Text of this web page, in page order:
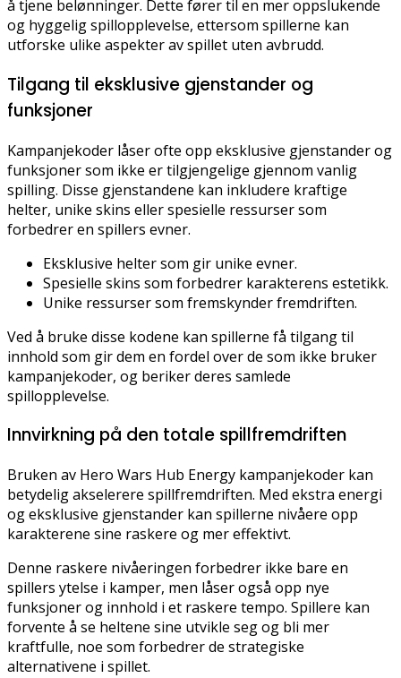
å tjene belønninger. Dette fører til en mer oppslukende
og hyggelig spillopplevelse, ettersom spillerne kan
utforske ulike aspekter av spillet uten avbrudd.
Tilgang til eksklusive gjenstander og
funksjoner
Kampanjekoder låser ofte opp eksklusive gjenstander og
funksjoner som ikke er tilgjengelige gjennom vanlig
spilling. Disse gjenstandene kan inkludere kraftige
helter, unike skins eller spesielle ressurser som
forbedrer en spillers evner.
Eksklusive helter som gir unike evner.
Spesielle skins som forbedrer karakterens estetikk.
Unike ressurser som fremskynder fremdriften.
Ved å bruke disse kodene kan spillerne få tilgang til
innhold som gir dem en fordel over de som ikke bruker
kampanjekoder, og beriker deres samlede
spillopplevelse.
Innvirkning på den totale spillfremdriften
Bruken av Hero Wars Hub Energy kampanjekoder kan
betydelig akselerere spillfremdriften. Med ekstra energi
og eksklusive gjenstander kan spillerne nivåere opp
karakterene sine raskere og mer effektivt.
Denne raskere nivåeringen forbedrer ikke bare en
spillers ytelse i kamper, men låser også opp nye
funksjoner og innhold i et raskere tempo. Spillere kan
forvente å se heltene sine utvikle seg og bli mer
kraftfulle, noe som forbedrer de strategiske
alternativene i spillet.